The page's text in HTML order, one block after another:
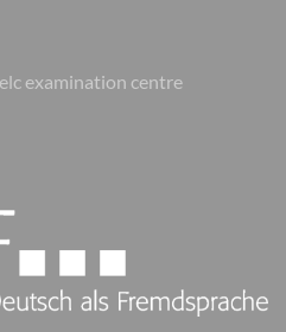
examination centre